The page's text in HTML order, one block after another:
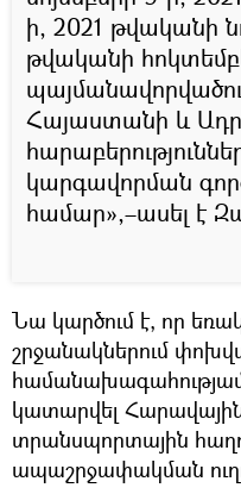
ի, 2021 թվականի
թվականի
Հայաստանի և
կարգավորման
համար»,–ասել է
Նա կարծում է, որ
շրջանակներում
կատարվել
տրանսպորտային
ապաշրջափակման